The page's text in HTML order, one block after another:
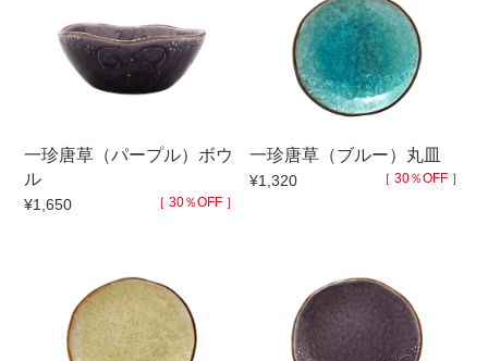
小抹茶碗 ゆったり碗
徳利・盃 徳利
そば徳利 汁椀・漆器
価格
500円未満 100円～
一珍唐草（パープル）ボウ
ル
¥1,650 ［ 30％OFF ］
一珍唐草（ブルー）丸皿
¥1,320 ［ 30％OFF ］